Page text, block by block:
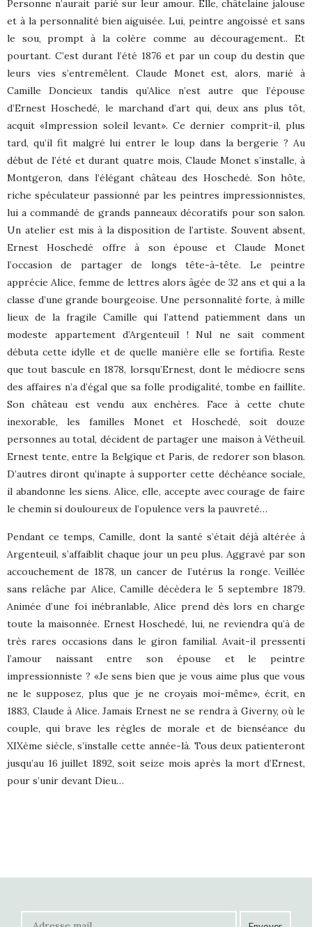
Personne n’aurait parié sur leur amour. Elle, châtelaine jalouse
et à la personnalité bien aiguisée. Lui, peintre angoissé et sans
le sou, prompt à la colère comme au découragement.. Et
pourtant. C’est durant l’été 1876 et par un coup du destin que
leurs vies s’entremêlent. Claude Monet est, alors, marié à
Camille Doncieux tandis qu’Alice n’est autre que l’épouse
d’Ernest Hoschedé, le marchand d’art qui, deux ans plus tôt,
acquit «Impression soleil levant». Ce dernier comprit-il, plus
tard, qu’il fit malgré lui entrer le loup dans la bergerie ? Au
début de l’été et durant quatre mois, Claude Monet s’installe, à
Montgeron, dans l’élégant château des Hoschedé. Son hôte,
riche spéculateur passionné par les peintres impressionnistes,
lui a commandé de grands panneaux décoratifs pour son salon.
Un atelier est mis à la disposition de l’artiste. Souvent absent,
Ernest Hoschedé offre à son épouse et Claude Monet
l’occasion de partager de longs tête-à-tête. Le peintre
apprécie Alice, femme de lettres alors âgée de 32 ans et qui a la
classe d’une grande bourgeoise. Une personnalité forte, à mille
lieux de la fragile Camille qui l’attend patiemment dans un
modeste appartement d’Argenteuil ! Nul ne sait comment
débuta cette idylle et de quelle manière elle se fortifia. Reste
que tout bascule en 1878, lorsqu’Ernest, dont le médiocre sens
des affaires n’a d’égal que sa folle prodigalité, tombe en faillite.
Son château est vendu aux enchères. Face à cette chute
inexorable, les familles Monet et Hoschedé, soit douze
personnes au total, décident de partager une maison à Vétheuil.
Ernest tente, entre la Belgique et Paris, de redorer son blason.
D’autres diront qu’inapte à supporter cette déchéance sociale,
il abandonne les siens. Alice, elle, accepte avec courage de faire
le chemin si douloureux de l’opulence vers la pauvreté…
Pendant ce temps, Camille, dont la santé s’était déjà altérée à
Argenteuil, s’affaiblit chaque jour un peu plus. Aggravé par son
accouchement de 1878, un cancer de l’utérus la ronge. Veillée
sans relâche par Alice, Camille décèdera le 5 septembre 1879.
Animée d’une foi inébranlable, Alice prend dès lors en charge
toute la maisonnée. Ernest Hoschedé, lui, ne reviendra qu’à de
très rares occasions dans le giron familial. Avait-il pressenti
l’amour naissant entre son épouse et le peintre
impressionniste ? «Je sens bien que je vous aime plus que vous
ne le supposez, plus que je ne croyais moi-même», écrit, en
1883, Claude à Alice. Jamais Ernest ne se rendra à Giverny, où le
couple, qui brave les règles de morale et de bienséance du
XIXème siècle, s’installe cette année-là. Tous deux patienteront
jusqu’au 16 juillet 1892, soit seize mois après la mort d’Ernest,
pour s’unir devant Dieu…